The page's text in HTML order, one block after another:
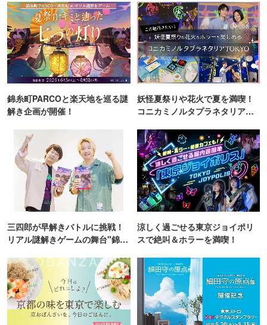
錦糸町PARCOと楽天地を巡る謎
解き企画が開催！
妖怪夏祭りや花火で夏を満喫！
コニカミノルタプラネタリア
三四郎が早解きバトルに挑戦！
リアル謎解きゲームの舞台"錦糸
涼しく過ごせる東京ジョイポリ
スで絶叫＆ホラーを満喫！